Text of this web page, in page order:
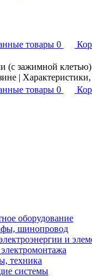
товары 0
(с зажимной
|
товары 0
оборудование
шинопровод
и
техника
системы